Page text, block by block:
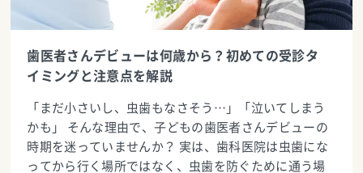
歯医者さんデビューは何歳から？初めての受診タ
イミングと注意点を解説
「まだ小さいし、虫歯もなさそう…」「泣いてしまう
かも」 そんな理由で、子どもの歯医者さんデビューの
時期を迷っていませんか？ 実は、歯科医院は虫歯にな
ってから行く場所ではなく、虫歯を防ぐために通う場